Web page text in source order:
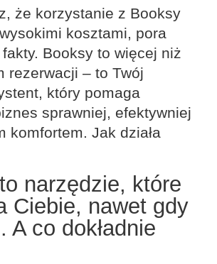
że korzystanie z Booksy
kosztami, pora
Booksy to więcej niż
rezerwacji – to Twój
który pomaga
sprawniej, efektywniej
komfortem. Jak działa
narzędzie, które
Ciebie, nawet gdy
A co dokładnie